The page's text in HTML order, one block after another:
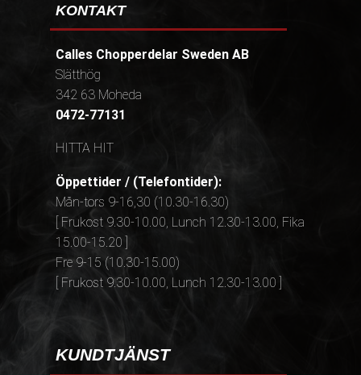
KONTAKT
Calles Chopperdelar Sweden AB
Slätthög
342 63 Moheda
0472-77131
HITTA HIT
Öppettider / (Telefontider):
Mån-tors 9-16,30 (10.30-16.30)
[ Frukost 9.30-10.00, Lunch 12.30-13.00, Fika
15.00-15.20 ]
Fre 9-15 (10.30-15.00)
[ Frukost 9.30-10.00, Lunch 12.30-13.00 ]
KUNDTJÄNST